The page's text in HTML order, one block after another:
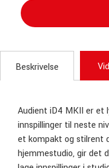
Beskrivelse
Audient iD4 MKII er et
innspillinger til neste
et kompakt og stilrent
hjemmestudio, gir det